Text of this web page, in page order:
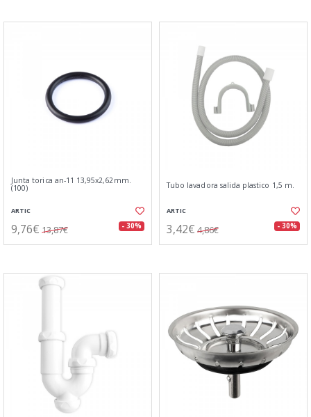
Junta torica an-11 13,95x2,62mm.
(100)
ARTIC
9,76€ 13,87€ - 30%
Tubo lavadora salida plastico 1,5 m.
ARTIC
3,42€ 4,86€ - 30%